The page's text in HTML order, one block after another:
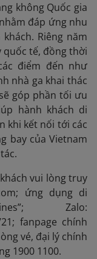
không Quốc gia
đáp ứng nhu
Riêng năm
quốc tế, đồng thời
điểm đến như
nhà ga khai thác
góp phần tối ưu
hành khách di
khi kết nối tới các
bay của Vietnam
vui lòng truy
ứng dụng di
Zalo:
fanpage chính
vé, đại lý chính
1900 1100.